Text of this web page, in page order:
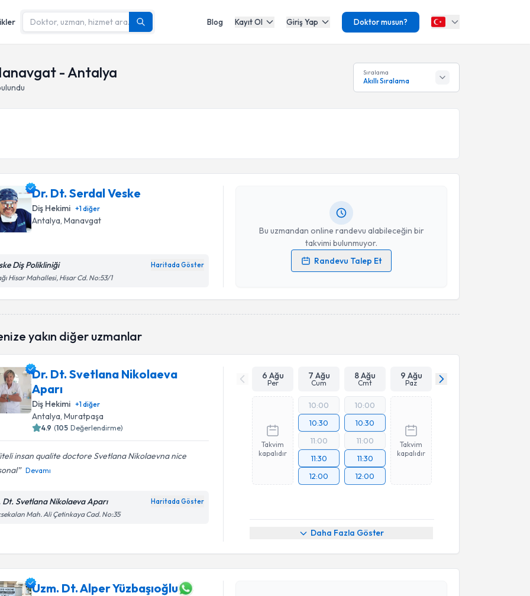
Blog Kayıt Ol Giriş Yap Doktor musun?
- Antalya Sıralama
Akıllı Sıralama
Dr. Dt. Serdal Veske
Diş Hekimi +1diğer
Antalya,Manavgat
Diş Polikliniği Haritada Göster
Hisar Mahallesi, Hisar Cd. No:53/1
Bu uzmandan online randevu alabileceğin bir
takvimi bulunmuyor.
Randevu Talep Et
Kişisel verilerimin işlenmesine ilişkinAydınlatma Metni
işlenmesini kabul ediyorum.
yakın diğer uzmanlar
Dr. Dt. Svetlana Nikolaeva
Aparı
Diş Hekimi +1diğer
Antalya,Muratpaşa
4.9 (105 Değerlendirme)
insan qualite doctore Svetlana Nikolaevna nice
Devamı
Dt. Svetlana Nikolaeva Aparı Haritada Göster
Mah. Ali Çetinkaya Cad. No:35
6 Ağu
Per
7 Ağu
Cum
8 Ağu
Cmt
9 Ağu
Paz
Takvim
kapalıdır
10:00
10:30
11:00
11:30
12:00
10:00
10:30
11:00
11:30
12:00
Takvim
kapalıdır
Daha Fazla Göster
Uzm. Dt. Alper Yüzbaşıoğlu